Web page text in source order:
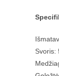
Svoris: